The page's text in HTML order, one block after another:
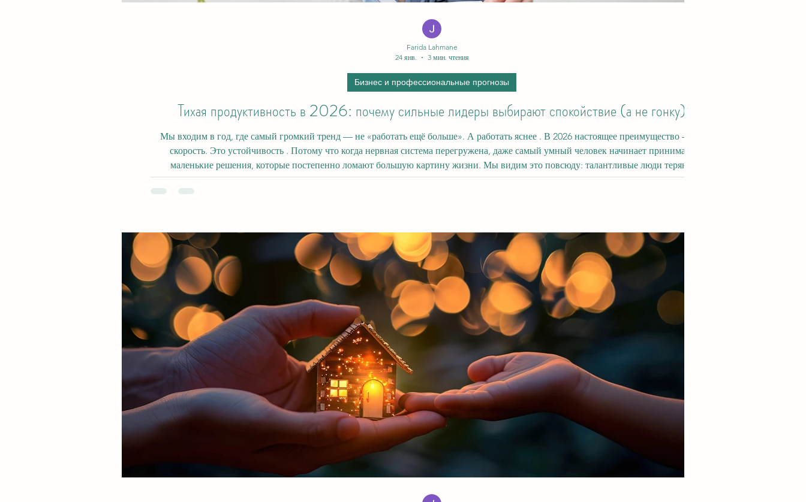
Тихая продуктивность в 2026: почему сильные лидеры выбирают спокойствие (а не гонку)
Мы входим в год, где самый громкий тренд — не «работать ещё больше». А работать яснее . В 2026 настоящее преимущество — не
скорость. Это устойчивость . Потому что когда нервная система перегружена, даже самый умный человек начинает принимать
маленькие решения, которые постепенно ломают большую картину жизни. Мы видим это повсюду: талантливые люди теряют
энергию, команды работают «целый день», но не двигаются вперёд, лидеры несут давление молча. Мир ускоряется — а внутри у м
Бизнес и профессиональные прогнозы
Farida Lahmane
24 янв.
3 мин. чтения